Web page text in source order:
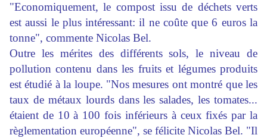
"Economiquement, le compost issu de déchets verts
est aussi le plus intéressant: il ne coûte que 6 euros la
tonne", commente Nicolas Bel.
Outre les mérites des différents sols, le niveau de
pollution contenu dans les fruits et légumes produits
est étudié à la loupe. "Nos mesures ont montré que les
taux de métaux lourds dans les salades, les tomates...
étaient de 10 à 100 fois inférieurs à ceux fixés par la
règlementation européenne", se félicite Nicolas Bel. "Il